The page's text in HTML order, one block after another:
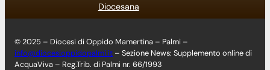
Diocesana
© 2025 – Diocesi di Oppido Mamertina – Palmi –
info@diocesioppidopalmi.it – Sezione News: Supplemento online di
AcquaViva – Reg.Trib. di Palmi nr. 66/1993